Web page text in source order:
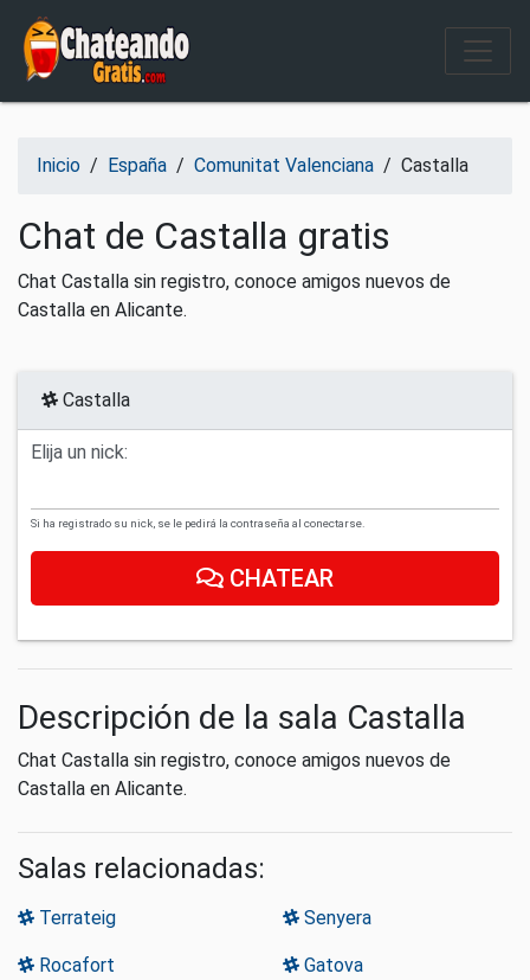
Salir del contenido
Inicio / España / Comunitat Valenciana / Castalla
Chat de Castalla gratis
Chat Castalla sin registro, conoce amigos nuevos de
Castalla en Alicante.
Castalla
Elija un nick:
Si ha registrado su nick, se le pedirá la contraseña al conectarse.
CHATEAR
Descripción de la sala Castalla
Chat Castalla sin registro, conoce amigos nuevos de
Castalla en Alicante.
Salas relacionadas:
Terrateig Senyera
Rocafort Gatova